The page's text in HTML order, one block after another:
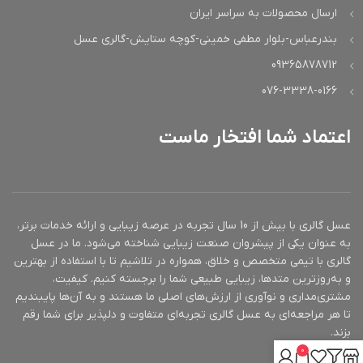
ارسال محصولات به سراسر ایران
بندرعباس-بلوار مطفی خمینی-کوچه ستایش-گالری عسل
09365878712
076-3338-0166
اعتماد شما افتخار ماست
عسل گالری با بیش از 10 سال تجربه در عرصه زیبایی و ارائه خدمات برتر،
به عنوان یکی از پیشروان صنعت زیبایی شناخته می‌شود. ما در عسل
گالری با تیمی متخصص و خلاق، همواره در تلاشیم تا با استفاده از بهترین
و به‌روزترین متدها، زیبایی طبیعی شما را برجسته کنیم. کیفیت،
مشتری‌مداری و نوآوری از ارزش‌های اصلی ما هستند و به آن‌ها پایبندیم
تا هر مراجعه‌ای به عسل گالری تجربه‌ای متفاوت و دلپذیر برای شما رقم
بزند.
0